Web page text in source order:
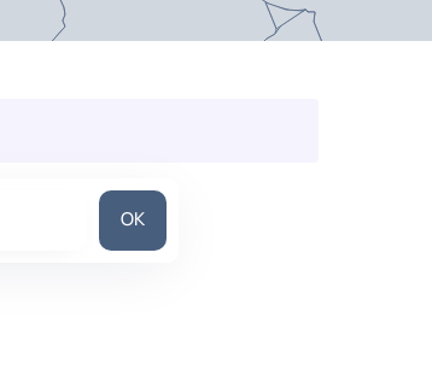
Busca por país
OK